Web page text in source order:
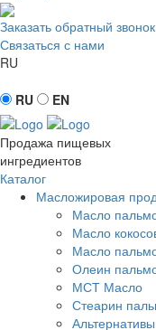
Заказать обратный звонок
Связаться с нами
RU
RU EN
Продажа пищевых
ингредиентов
Каталог
Масложировая
Масло
Масло
Масло
Олеин
МСТ Масло
Стеарин